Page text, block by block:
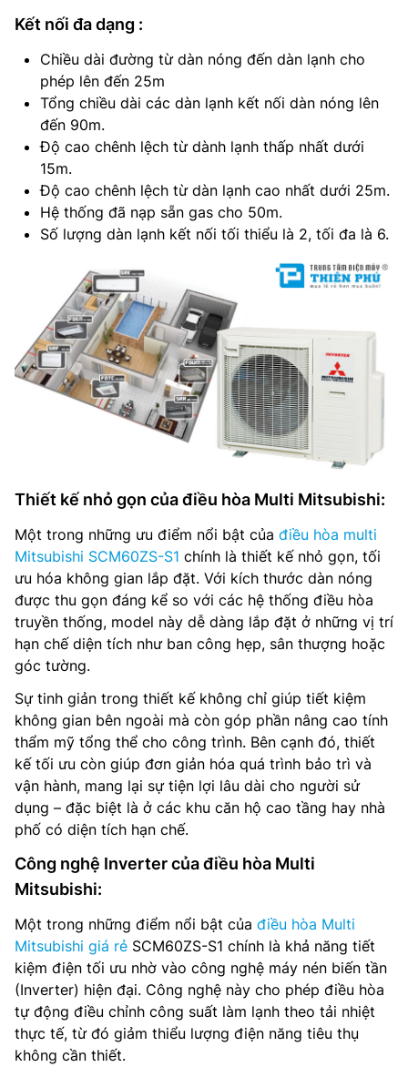
Kết nối đa dạng :
Chiều dài đường từ dàn nóng đến dàn lạnh cho
phép lên đến 25m
Tổng chiều dài các dàn lạnh kết nối dàn nóng lên
đến 90m.
Độ cao chênh lệch từ dành lạnh thấp nhất dưới
15m.
Độ cao chênh lệch từ dàn lạnh cao nhất dưới 25m.
Hệ thống đã nạp sẵn gas cho 50m.
Số lượng dàn lạnh kết nối tối thiểu là 2, tối đa là 6.
Thiết kế nhỏ gọn của điều hòa Multi Mitsubishi:
Một trong những ưu điểm nổi bật của điều hòa multi
Mitsubishi SCM60ZS-S1 chính là thiết kế nhỏ gọn, tối
ưu hóa không gian lắp đặt. Với kích thước dàn nóng
được thu gọn đáng kể so với các hệ thống điều hòa
truyền thống, model này dễ dàng lắp đặt ở những vị trí
hạn chế diện tích như ban công hẹp, sân thượng hoặc
góc tường.
Sự tinh giản trong thiết kế không chỉ giúp tiết kiệm
không gian bên ngoài mà còn góp phần nâng cao tính
thẩm mỹ tổng thể cho công trình. Bên cạnh đó, thiết
kế tối ưu còn giúp đơn giản hóa quá trình bảo trì và
vận hành, mang lại sự tiện lợi lâu dài cho người sử
dụng – đặc biệt là ở các khu căn hộ cao tầng hay nhà
phố có diện tích hạn chế.
Công nghệ Inverter của điều hòa Multi
Mitsubishi:
Một trong những điểm nổi bật của điều hòa Multi
Mitsubishi giá rẻ SCM60ZS-S1 chính là khả năng tiết
kiệm điện tối ưu nhờ vào công nghệ máy nén biến tần
(Inverter) hiện đại. Công nghệ này cho phép điều hòa
tự động điều chỉnh công suất làm lạnh theo tải nhiệt
thực tế, từ đó giảm thiểu lượng điện năng tiêu thụ
không cần thiết.